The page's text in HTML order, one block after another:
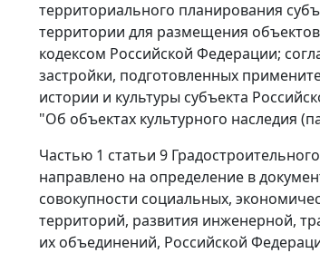
территориального планирования
территории для размещения
кодексом Российской Федерации;
застройки, подготовленных
истории и культуры субъекта
"Об объектах культурного наследия
Частью 1 статьи 9
направлено на определение в
совокупности социальных,
территорий, развития инженерной,
их объединений, Российской